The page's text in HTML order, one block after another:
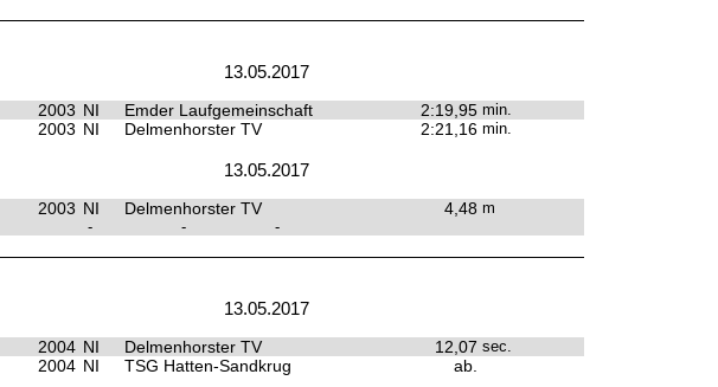
13.05.2017
2003 NI Emder Laufgemeinschaft 2:19,95 min.
2003 NI Delmenhorster TV 2:21,16 min.
13.05.2017
2003 NI Delmenhorster TV 4,48 m
- - -
13.05.2017
2004 NI Delmenhorster TV 12,07 sec.
2004 NI TSG Hatten-Sandkrug ab.